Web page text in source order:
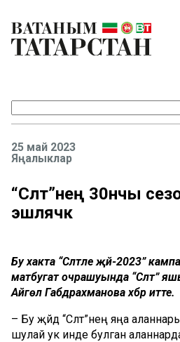
25 май 2023
Яңалыклар
“Сәләт”нең 30нчы
эшләячәк
Бу хакта “Сәләтле җәй-2023”
матбугат очрашуында “Сәләт”
Айгөл Габдрахманова хәбәр итте.
– Бу җәйдә “Сәләт”нең яңа
шулай ук инде булган